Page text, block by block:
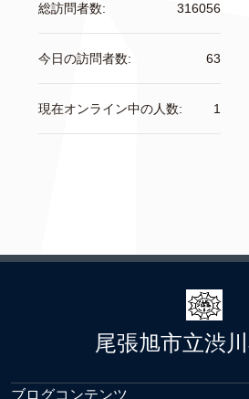
316056
総訪問者数:
63
今日の訪問者数:
1
現在オンライン中の人数:
尾張旭市立渋
ブログコンテンツ